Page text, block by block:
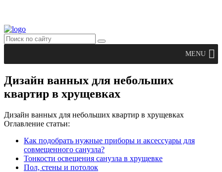
MENU
Дизайн ванных для небольших
квартир в хрущевках
Дизайн ванных для небольших квартир в хрущевках
Оглавление статьи:
Как подобрать нужные приборы и аксессуары для
совмещенного санузла?
Тонкости освещения санузла в хрущевке
Пол, стены и потолок